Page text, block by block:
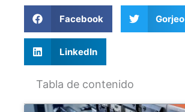
Facebook Gorjeo
LinkedIn
Tabla de contenido